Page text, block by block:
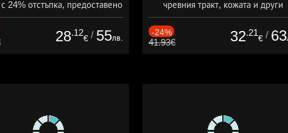
24% отстъпка, предоставено
от СМДЛ Кандиларов
28.12
€ / 55лв.
чревния тракт, кожата и други
органи - Изследване за кандида
албиканс IgM и IgG, от СМДЛ
Кандиларов
-24%
41.93€ 32.21
€ / 63